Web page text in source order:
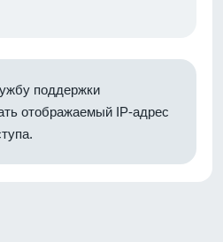
поддержки
отображаемый IP-адрес